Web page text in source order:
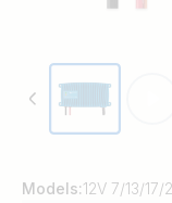
Models:12V 7/13/